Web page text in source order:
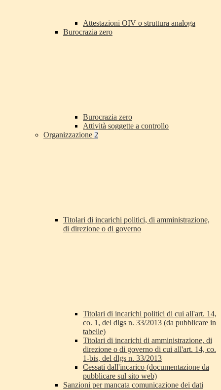
Attestazioni OIV o struttura analoga
Burocrazia zero
Burocrazia zero
Attività soggette a controllo
Organizzazione 2
Titolari di incarichi politici, di amministrazione,
di direzione o di governo
Titolari di incarichi politici di cui all'art. 14,
co. 1, del dlgs n. 33/2013 (da pubblicare in
tabelle)
Titolari di incarichi di amministrazione, di
direzione o di governo di cui all'art. 14, co.
1-bis, del dlgs n. 33/2013
Cessati dall'incarico (documentazione da
pubblicare sul sito web)
Sanzioni per mancata comunicazione dei dati